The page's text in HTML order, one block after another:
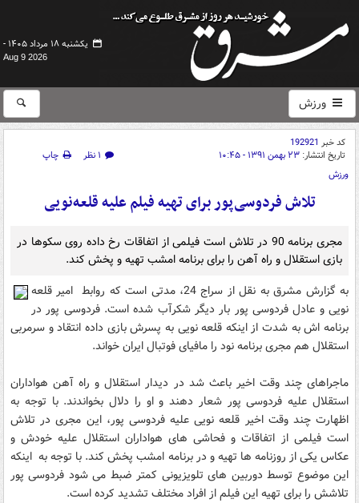
یکشنبه ۱۸ مرداد ۱۴۰۵ -
Aug 9 2026
ورزش
کد خبر 192921
تاریخ انتشار: ۲۳ بهمن ۱۳۹۱ - ۱۰:۴۵ ۱ نظر
چاپ
ورزش
تلاش فردوسی‌پور برای تهیه فیلم علیه قلعه‌نویی
مجری برنامه 90 در تلاش است فیلمی از اتفاقات رخ داده روی سکوها در
بازی استقلال و راه آهن را برای برنامه امشب تهیه و پخش کند.
به گزارش مشرق به نقل از سراج 24، مدتی است که روابط امیر قلعه
نویی و عادل فردوسی پور بار دیگر شکرآب شده است. فردوسی پور در
برنامه اش به شدت از اینکه قلعه نویی به پسرش بازی داده انتقاد و سرمربی
استقلال هم مجری برنامه نود را مافیای فوتبال ایران خواند.
ماجراهای چند وقت اخیر باعث شد در دیدار استقلال و راه آهن هواداران
استقلال علیه فردوسی پور شعار دهند و او را دلال بخواندند. با توجه به
اظهارت چند وقت اخیر قلعه نویی علیه فردوسی پور، این مجری در تلاش
است فیلمی از اتفاقات و فحاشی های هواداران استقلال علیه خودش و
عکاس یکی از روزنامه ها تهیه و در برنامه امشب پخش کند. با توجه به اینکه
این موضوع توسط دوربین های تلویزیونی کمتر ضبط می شود فردوسی پور
تلاشش را برای تهیه این فیلم از افراد مختلف تشدید کرده است.